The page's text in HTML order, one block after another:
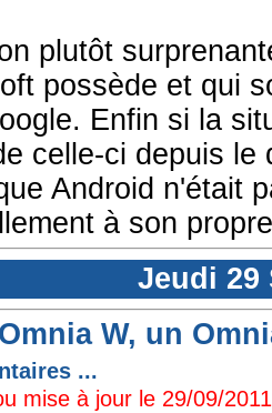
plutôt
possède et qui
Enfin si la
celle-ci depuis
Android n'était
à son
Jeudi 29
W, un
...
mise à jour le 29/09/